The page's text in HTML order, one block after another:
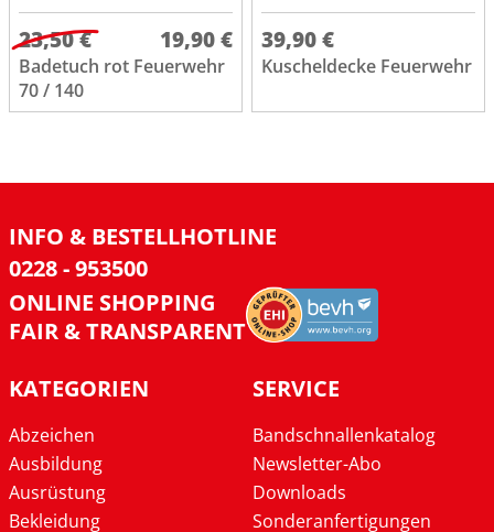
23,50 € 19,90 €
Badetuch rot Feuerwehr
70 / 140
39,90 €
Kuscheldecke Feuerwehr
INFO & BESTELLHOTLINE
0228 - 953500
ONLINE SHOPPING
FAIR & TRANSPARENT
KATEGORIEN
Abzeichen
Ausbildung
Ausrüstung
Bekleidung
SERVICE
Bandschnallenkatalog
Newsletter-Abo
Downloads
Sonderanfertigungen